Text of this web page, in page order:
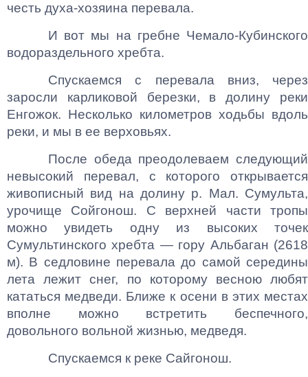
честь духа-хозяина перевала.
И вот мы на гребне Чемало-Кубинского
водораздельного хребта.
Спускаемся с перевала вниз, через
заросли карликовой березки, в долину реки
Енгожок. Несколько километров ходьбы вдоль
реки, и мы в ее верховьях.
После обеда преодолеваем следующий
невысокий перевал, с которого открывается
живописный вид на долину р. Мал. Сумульта,
урочище Сойгонош. С верхней части тропы
можно увидеть одну из высоких точек
Сумультинского хребта — гору Альбаган (2618
м). В седловине перевала до самой середины
лета лежит снег, по которому весною любят
кататься медведи. Ближе к осени в этих местах
вполне можно встретить беспечного,
довольного вольной жизнью, медведя.
Спускаемся к реке Сайгонош.